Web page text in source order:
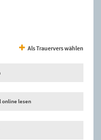
Als Trauervers wählen
online lesen